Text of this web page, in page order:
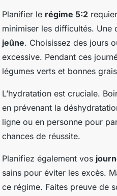
Planifier le régime 5:2
minimiser les difficultés. Une
jeûne. Choisissez des jours
excessive. Pendant ces
légumes verts et bonnes
L’hydratation est cruciale.
en prévenant la
ligne ou en personne pour
chances de réussite.
Planifiez également vos
sains pour éviter les excès.
ce régime. Faites preuve de